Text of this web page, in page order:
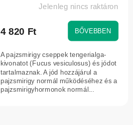
Jelenleg nincs raktáron
4 820 Ft BŐVEBBEN
A pajzsmirigy cseppek tengerialga-
kivonatot (Fucus vesiculosus) és jódot
tartalmaznak. A jód hozzájárul a
pajzsmirigy normál működéséhez és a
pajzsmirigyhormonok normál...